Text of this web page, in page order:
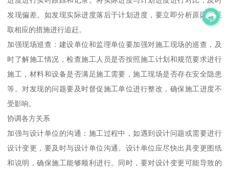
发现偏差。如发现实际进度落后于计划进度，要立即分析原因，采
取相应的措施进行追赶。
加强现场巡查：建设单位和监理单位要加强对施工现场的巡查，及
时了解施工情况，检查施工人员是否按照施工计划和规范要求进行
施工，材料和设备是否满足施工需要，施工现场是否存在安全隐患
等。对发现的问题要及时督促施工单位进行整改，确保施工进度不
受影响。
协调各方关系
加强与设计单位的沟通：施工过程中，如遇到设计问题或需要进行
设计变更，要及时与设计单位沟通。设计单位应尽快出具变更图纸
和说明，确保施工能够顺利进行。同时，要对设计变更可能导致的